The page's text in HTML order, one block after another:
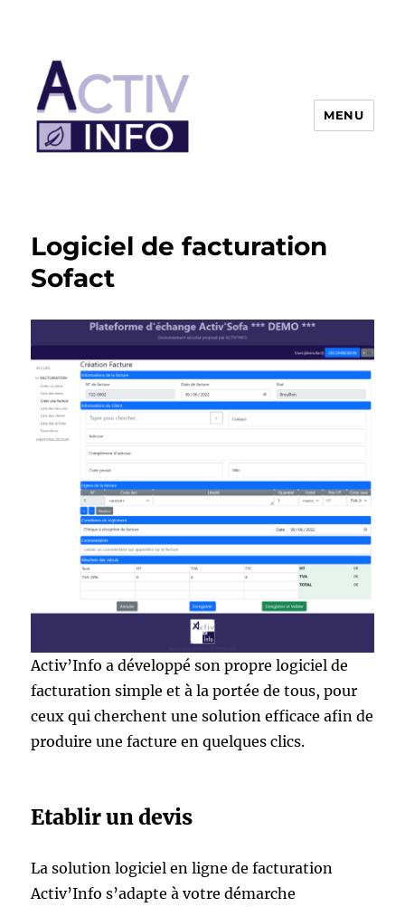
MENU
Logiciel de facturation
Sofact
Activ’Info a développé son propre logiciel de
facturation simple et à la portée de tous, pour
ceux qui cherchent une solution efficace afin de
produire une facture en quelques clics.
Etablir un devis
La solution logiciel en ligne de facturation
Activ’Info s’adapte à votre démarche